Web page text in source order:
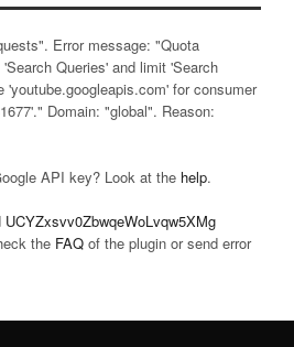
Error message: "Quota
Queries' and limit 'Search
'youtube.googleapis.com' for consumer
Domain: "global". Reason:
API key? Look at the help.
UCYZxsvv0ZbwqeWoLvqw5XMg
the FAQ of the plugin or send error